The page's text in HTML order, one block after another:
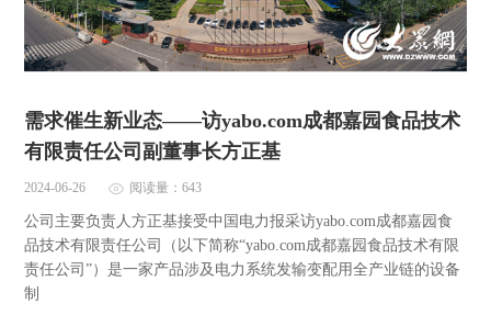
需求催生新业态——访yabo.com成都嘉园食品技术
有限责任公司副董事长方正基
2024-06-26 阅读量：643
公司主要负责人方正基接受中国电力报采访yabo.com成都嘉园食
品技术有限责任公司（以下简称“yabo.com成都嘉园食品技术有限
责任公司”）是一家产品涉及电力系统发输变配用全产业链的设备
制